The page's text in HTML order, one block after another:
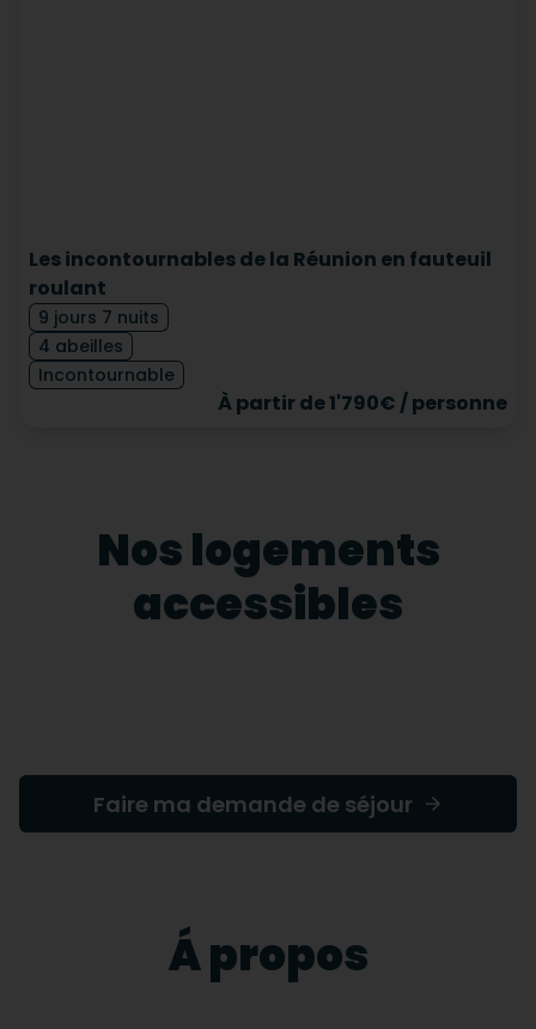
Faire ma demande de séjour
Á propos
Les incontournables de la Réunion en fauteuil
roulant
9 jours 7 nuits
4 abeilles
Incontournable
À partir de 1'790€ / personne
Nos logements
accessibles